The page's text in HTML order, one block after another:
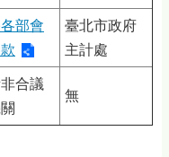
部會
臺北市政府
主計處
合議
無